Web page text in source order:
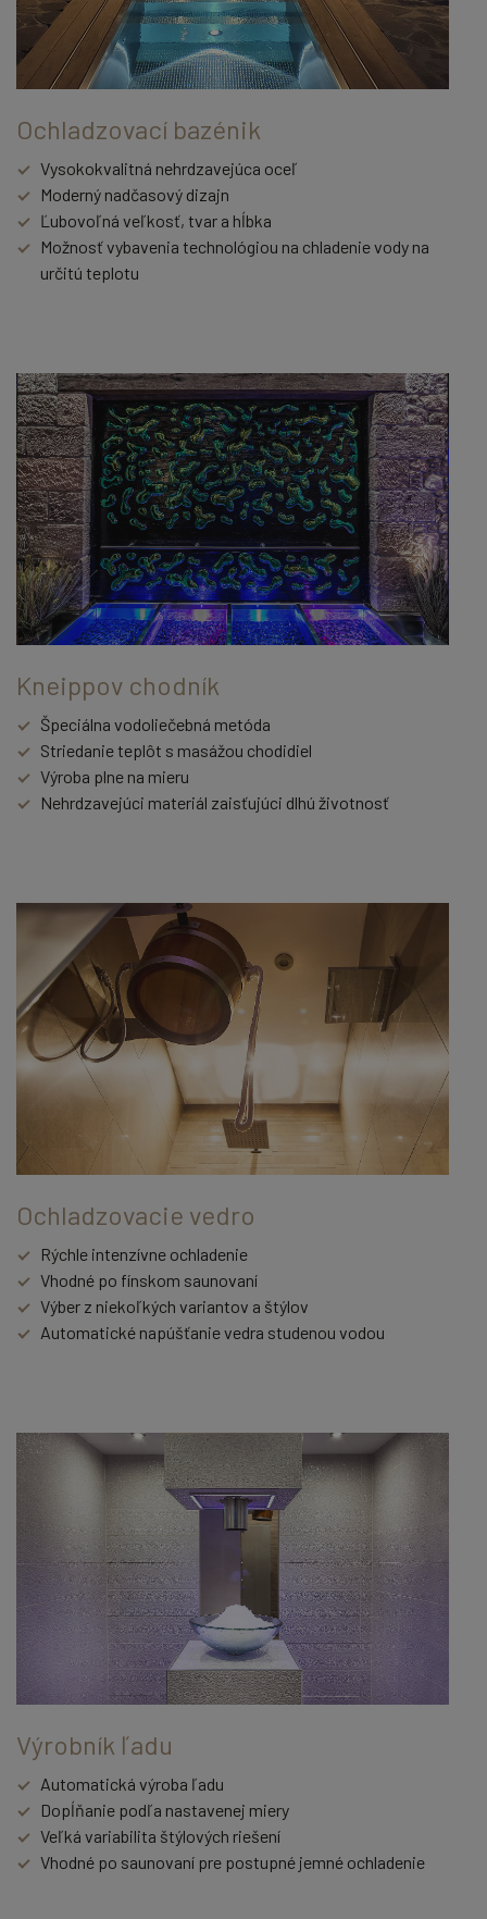
Ochladzovací bazénik
Vysokokvalitná nehrdzavejúca oceľ
Moderný nadčasový dizajn
Ľubovoľná veľkosť, tvar a hĺbka
Možnosť vybavenia technológiou na chladenie vody na
určitú teplotu
Kneippov chodník
Špeciálna vodoliečebná metóda
Striedanie teplôt s masážou chodidiel
Výroba plne na mieru
Nehrdzavejúci materiál zaisťujúci dlhú životnosť
Ochladzovacie vedro
Rýchle intenzívne ochladenie
Vhodné po fínskom saunovaní
Výber z niekoľkých variantov a štýlov
Automatické napúšťanie vedra studenou vodou
Výrobník ľadu
Automatická výroba ľadu
Dopĺňanie podľa nastavenej miery
Veľká variabilita štýlových riešení
Vhodné po saunovaní pre postupné jemné ochladenie